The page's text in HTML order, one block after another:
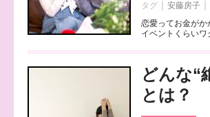
タグ 安藤房子
恋愛ってお金が
イベントくらい
どんな“
とは？